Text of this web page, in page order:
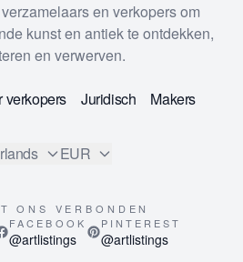
en verkopers om
kunst en antiek te ontdekken,
en verwerven.
verkopers Juridisch Makers
EUR
ONS VERBONDEN
FACEBOOK
@artlistings
PINTEREST
@artlistings